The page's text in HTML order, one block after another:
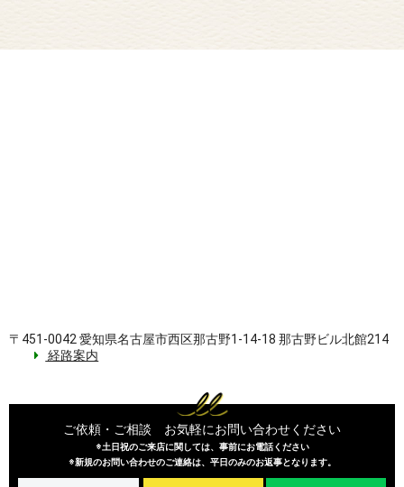
〒451-0042 愛知県名古屋市西区那古野1-14-18 那古野ビル北館214
経路案内
ご依頼・ご相談 お気軽にお問い合わせください
※土日祝のご来店に関しては、事前にお電話ください
※新規のお問い合わせのご連絡は、平日のみのお返事となります。